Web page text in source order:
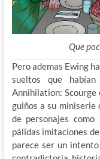
Que
Pero ademas Ewing
sueltos que
Annihilation: Scourge
guiños a su miniserie
de personajes
pálidas imitaciones
parece ser un